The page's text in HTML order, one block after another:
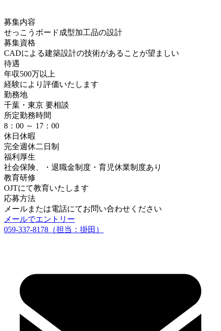
募集内容
せっこうボード成型加工品の設計
募集資格
CADによる建築設計の技術があることが望ましい
待遇
年収500万以上
経験により評価いたします
勤務地
千葉・東京 要相談
所定勤務時間
8：00 ～ 17：00
休日休暇
完全週休二日制
福利厚生
社会保険、・退職金制度・育児休業制度あり
教育研修
OJTにて教育いたします
応募方法
メールまたは電話にてお問い合わせください
メールでエントリー
059-337-8178（担当：掛田）